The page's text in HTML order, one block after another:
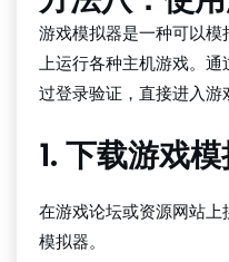
游戏模拟器是一种可以
上运行各种主机游戏。
过登录验证，直接进入游
1. 下载游戏
在游戏论坛或资源网站
模拟器。